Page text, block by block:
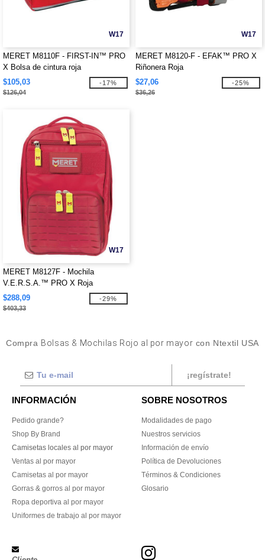
W17
MERET M8110F - FIRST-IN™ PRO
X Bolsa de cintura roja
$105,03
$126,04
-17%
W17
MERET M8120-F - EFAK™ PRO X
Riñonera Roja
$27,06
$36,26
-25%
W17
MERET M8127F - Mochila
V.E.R.S.A.™ PRO X Roja
$288,09
$403,33
-29%
Compra Bolsas & Mochilas Rojo al por mayor con Ntextil USA
¡regístrate!
INFORMACIÓN
Pedido grande?
Shop By Brand
Camisetas locales al por mayor
Ventas al por mayor
Camisetas al por mayor
Gorras & gorros al por mayor
Ropa deportiva al por mayor
Uniformes de trabajo al por mayor
SOBRE NOSOTROS
Modalidades de pago
Nuestros servicios
Información de envío
Política de Devoluciones
Términos & Condiciones
Glosario